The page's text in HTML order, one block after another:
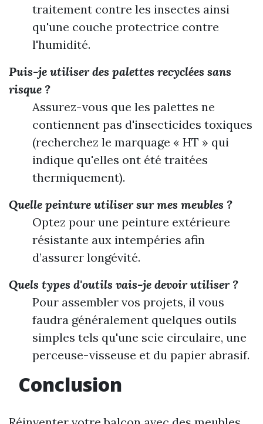
traitement contre les insectes ainsi
qu'une couche protectrice contre
l'humidité.
Puis-je utiliser des palettes recyclées sans
risque ?
Assurez-vous que les palettes ne
contiennent pas d'insecticides toxiques
(recherchez le marquage « HT » qui
indique qu'elles ont été traitées
thermiquement).
Quelle peinture utiliser sur mes meubles ?
Optez pour une peinture extérieure
résistante aux intempéries afin
d’assurer longévité.
Quels types d'outils vais-je devoir utiliser ?
Pour assembler vos projets, il vous
faudra généralement quelques outils
simples tels qu'une scie circulaire, une
perceuse-visseuse et du papier abrasif.
Conclusion